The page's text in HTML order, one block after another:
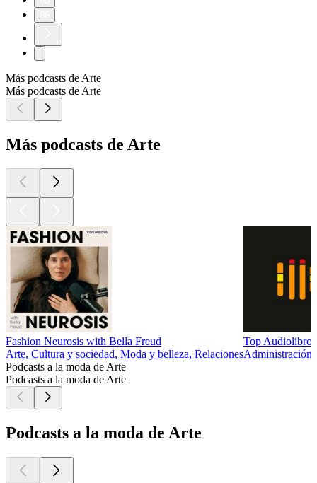
Más podcasts de Arte
Más podcasts de Arte
Más podcasts de Arte
Fashion Neurosis with Bella Freud
Arte, Cultura y sociedad, Moda y belleza, Relaciones
Top Audiolibros
Administración,
Podcasts a la moda de Arte
Podcasts a la moda de Arte
Podcasts a la moda de Arte